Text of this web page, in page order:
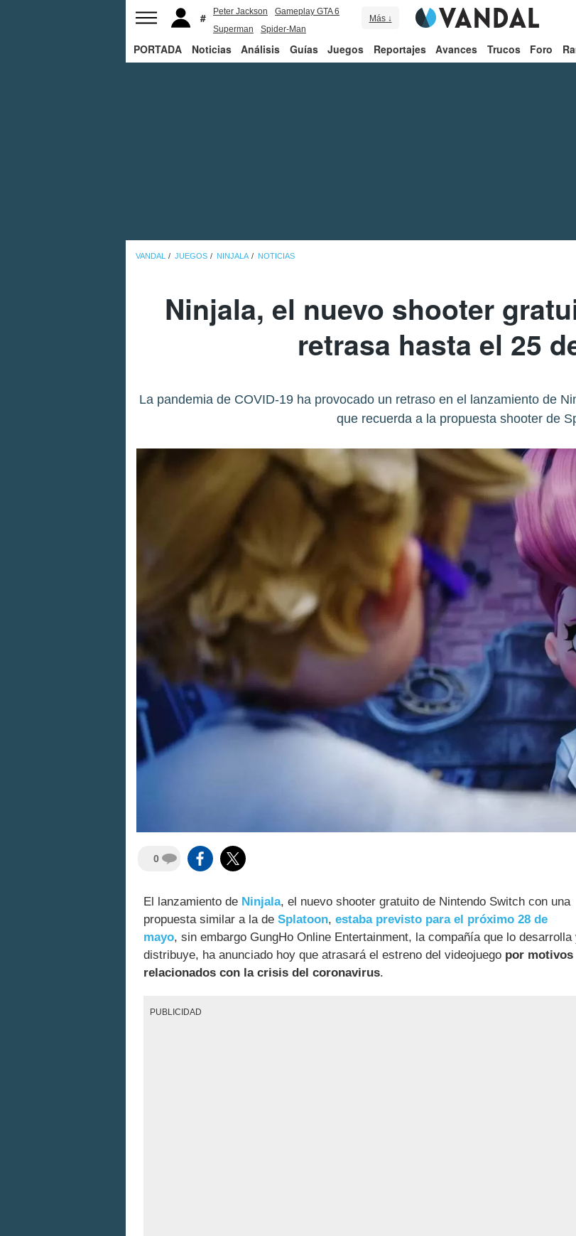
Peter Jackson
Gameplay GTA 6
Superman
Spider-Man
Más ↓
PORTADA Noticias Análisis Guías Juegos Reportajes Avances Trucos Foro
VANDAL JUEGOS NINJALA NOTICIAS
Ninjala, el nuevo shooter
retrasa hasta el 25
La pandemia de COVID-19 ha provocado un retraso en el lanzamiento de
que recuerda a la propuesta shooter de
0
El lanzamiento de Ninjala, el nuevo shooter gratuito de Nintendo Switch con una
propuesta similar a la de Splatoon, estaba previsto para el próximo 28 de
mayo, sin embargo GungHo Online Entertainment, la compañía que lo desarrolla
distribuye, ha anunciado hoy que atrasará el estreno del videojuego por motivos
relacionados con la crisis del coronavirus.
PUBLICIDAD